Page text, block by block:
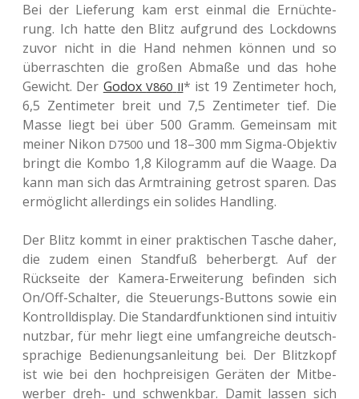
Bei der Lie­fe­rung kam erst einmal die Ernüch­te­
rung. Ich hatte den Blitz auf­grund des Lock­downs
zuvor nicht in die Hand nehmen können und so
über­rasch­ten die großen Abmaße und das hohe
Gewicht. Der GodoxV860 II* ist 19 Zen­ti­me­ter hoch,
6,5 Zen­ti­me­ter breit und 7,5 Zen­ti­me­ter tief. Die
Masse liegt bei über 500 Gramm. Gemein­sam mit
meiner Nikon D7500 und 18–300 mm Sigma-Objek­tiv
bringt die Kombo 1,8 Kilo­gramm auf die Waage. Da
kann man sich das Arm­trai­ning getrost sparen. Das
ermög­licht aller­dings ein soli­des Handling.
Der Blitz kommt in einer prak­ti­schen Tasche daher,
die zudem einen Stand­fuß beher­bergt. Auf der
Rück­sei­te der Kamera-Erwei­te­rung befin­den sich
On/Off-Schal­ter, die Steue­rungs-But­tons sowie ein
Kon­troll­dis­play. Die Stan­dard­funk­tio­nen sind intui­tiv
nutz­bar, für mehr liegt eine umfang­rei­che deutsch­
spra­chi­ge Bedie­nungs­an­lei­tung bei. Der Blitz­kopf
ist wie bei den hoch­prei­si­gen Gerä­ten der Mit­be­
wer­ber dreh- und schwenk­bar. Damit lassen sich